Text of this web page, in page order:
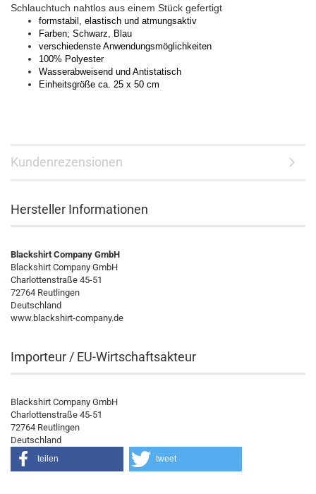
Schlauchtuch nahtlos aus einem Stück gefertigt
formstabil, elastisch und atmungsaktiv
Farben; Schwarz, Blau
verschiedenste Anwendungsmöglichkeiten
100% Polyester
Wasserabweisend und Antistatisch
Einheitsgröße ca. 25 x 50 cm
Kundenrezensionen
Hersteller Informationen
Blackshirt Company GmbH
Blackshirt Company GmbH
Charlottenstraße 45-51
72764 Reutlingen
Deutschland
www.blackshirt-company.de
Importeur / EU-Wirtschaftsakteur
Blackshirt Company GmbH
Charlottenstraße 45-51
72764 Reutlingen
Deutschland
teilen tweet